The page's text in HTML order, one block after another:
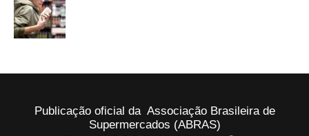
Publicação oficial da Associação Brasileira de
Supermercados (ABRAS)